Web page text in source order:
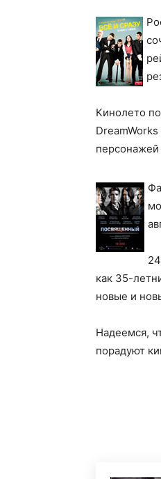
Кинолето
как 35-
новые и
Надеемся,
порадуют